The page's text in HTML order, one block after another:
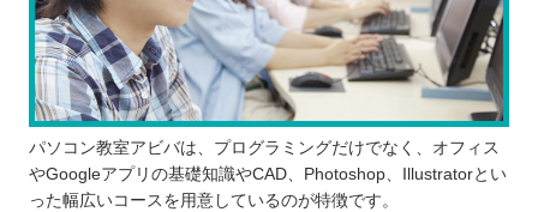
パソコン教室アビバは、プログラミングだけでなく、オフィス
やGoogleアプリの基礎知識やCAD、Photoshop、Illustratorとい
った幅広いコースを用意しているのが特徴です。